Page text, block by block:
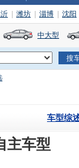
潍坊 淄博 沈阳
中大型
车型综
主车型